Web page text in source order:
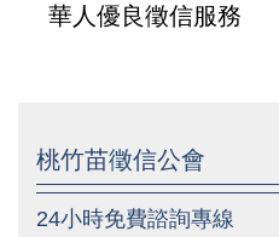
華人優良徵信服務
桃竹苗徵信公會
24小時免費諮詢專線